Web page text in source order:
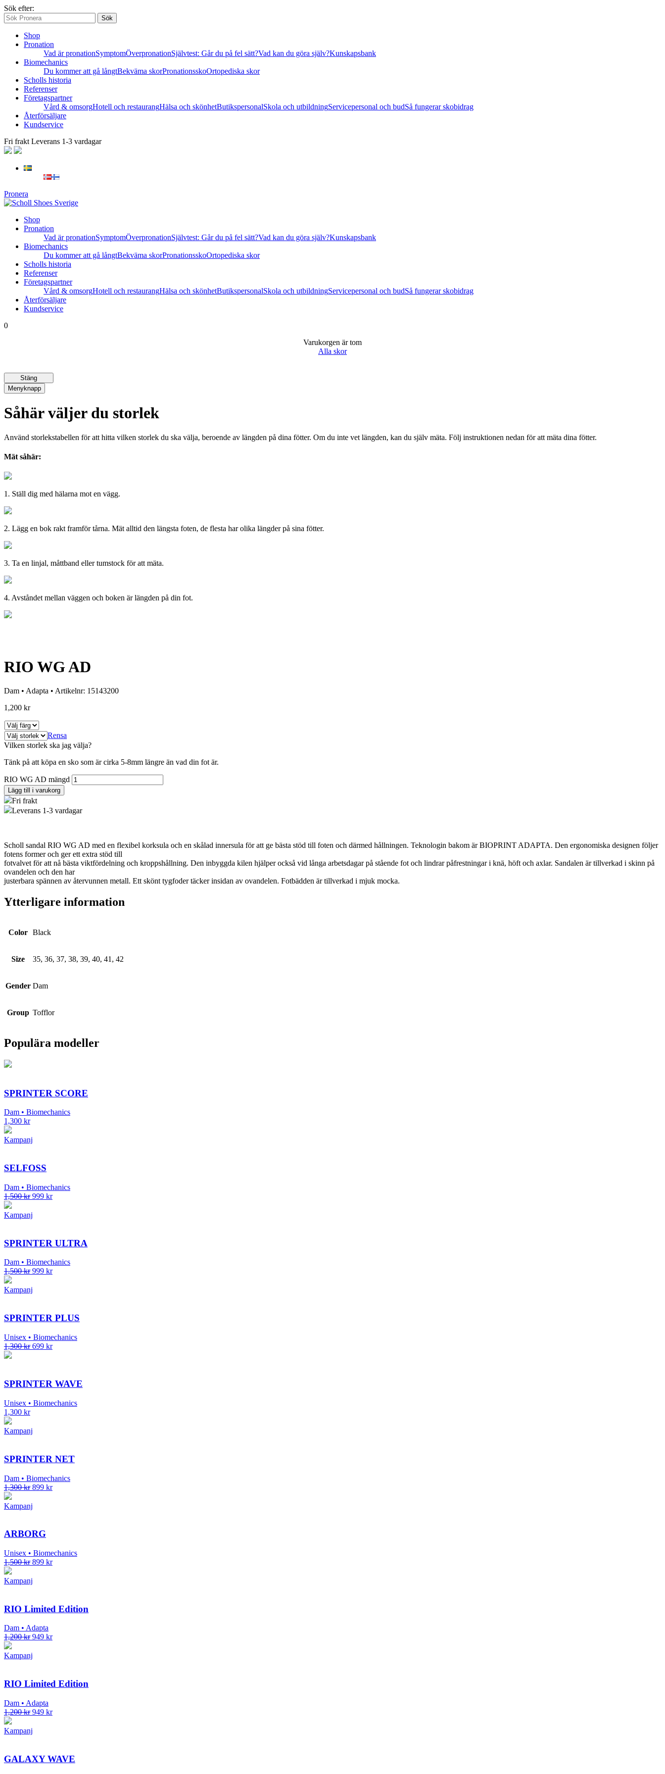
Sök efter:
Sök
Shop
Pronation
Vad är pronationSymptomÖverpronationSjälvtest: Går du på fel sätt?Vad kan du göra själv?Kunskapsbank
Biomechanics
Du kommer att gå långtBekväma skorPronationsskoOrtopediska skor
Scholls historia
Referenser
Företagspartner
Vård & omsorgHotell och restaurangHälsa och skönhetButikspersonalSkola och utbildningServicepersonal och budSå fungerar skobidrag
Återförsäljare
Kundservice
Fri frakt Leverans 1-3 vardagar
Pronera
Shop
Pronation
Vad är pronationSymptomÖverpronationSjälvtest: Går du på fel sätt?Vad kan du göra själv?Kunskapsbank
Biomechanics
Du kommer att gå långtBekväma skorPronationsskoOrtopediska skor
Scholls historia
Referenser
Företagspartner
Vård & omsorgHotell och restaurangHälsa och skönhetButikspersonalSkola och utbildningServicepersonal och budSå fungerar skobidrag
Återförsäljare
Kundservice
0
Varukorgen är tom
Alla skor
Stäng
Menyknapp
Såhär väljer du storlek
Använd storlekstabellen för att hitta vilken storlek du ska välja, beroende av längden på dina fötter. Om du inte vet längden, kan du själv mäta. Följ instruktionen nedan för att mäta dina fötter.
Mät såhär:
1. Ställ dig med hälarna mot en vägg.
2. Lägg en bok rakt framför tårna. Mät alltid den längsta foten, de flesta har olika längder på sina fötter.
3. Ta en linjal, måttband eller tumstock för att mäta.
4. Avståndet mellan väggen och boken är längden på din fot.
RIO WG AD
Dam • Adapta • Artikelnr: 15143200
1,200 kr
Rensa
Vilken storlek ska jag välja?
Tänk på att köpa en sko som är cirka 5-8mm längre än vad din fot är.
RIO WG AD mängd
Lägg till i varukorg
Fri frakt
Leverans 1-3 vardagar
Scholl sandal RIO WG AD med en flexibel korksula och en skålad innersula för att ge bästa stöd till foten och därmed hållningen. Teknologin bakom är BIOPRINT ADAPTA. Den ergonomiska designen följer
fotens former och ger ett extra stöd till
fotvalvet för att nå bästa viktfördelning och kroppshållning. Den inbyggda kilen hjälper också vid långa arbetsdagar på stående fot och lindrar påfrestningar i knä, höft och axlar. Sandalen är tillverkad i skinn på
ovandelen och den har
justerbara spännen av återvunnen metall. Ett skönt tygfoder täcker insidan av ovandelen. Fotbädden är tillverkad i mjuk mocka.
Ytterligare information
Color Black
Size 35, 36, 37, 38, 39, 40, 41, 42
Gender Dam
Group Tofflor
Populära modeller
SPRINTER SCORE
Dam • Biomechanics
1,300 kr
Kampanj
SELFOSS
Dam • Biomechanics
1,500kr 999 kr
Kampanj
SPRINTER ULTRA
Dam • Biomechanics
1,500kr 999 kr
Kampanj
SPRINTER PLUS
Unisex • Biomechanics
1,300kr 699 kr
SPRINTER WAVE
Unisex • Biomechanics
1,300 kr
Kampanj
SPRINTER NET
Dam • Biomechanics
1,300kr 899 kr
Kampanj
ARBORG
Unisex • Biomechanics
1,500kr 899 kr
Kampanj
RIO Limited Edition
Dam • Adapta
1,200kr 949 kr
Kampanj
RIO Limited Edition
Dam • Adapta
1,200kr 949 kr
Kampanj
GALAXY WAVE